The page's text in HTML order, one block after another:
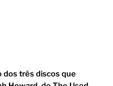
dos três discos que